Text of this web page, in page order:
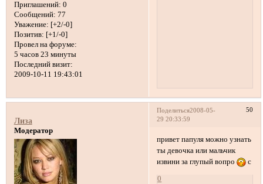
Приглашений: 0
Сообщений: 77
Уважение: [+2/-0]
Позитив: [+1/-0]
Провел на форуме:
5 часов 23 минуты
Последний визит:
2009-10-11 19:43:01
Поделиться 50
2008-05-
29 20:33:59
Лиза
Модератор
привет папуля можно узнать
ты девочка или мальчик
извини за глупый вопро
с
0